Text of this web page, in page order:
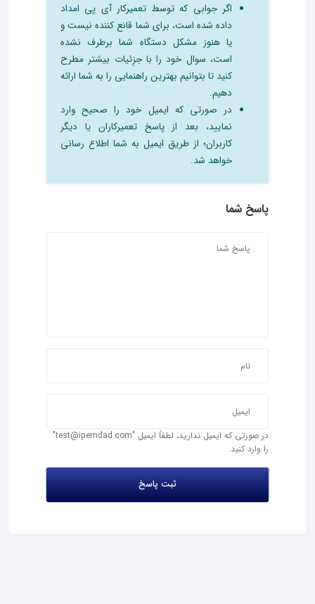
اگر جوابی که توسط تعمیرکار آی پی امداد
داده شده است، برای شما قانع کننده نیست و
یا هنوز مشکل دستگاه شما برطرف نشده
است، سوال خود را با جزِئیات بیشتر مطرح
کنید تا بتوانیم بهترین راهنمایی را به شما ارائه
دهیم.
در صورتی که ایمیل خود را صحیح وارد
نمایید، بعد از پاسخ تعمیرکاران یا دیگر
کاربران؛ از طریق ایمیل به شما اطلاع رسانی
خواهد شد.
پاسخ شما
در صورتی که ایمیل ندارید، لطفاً ایمیل "test@ipemdad.com"
را وارد کنید.